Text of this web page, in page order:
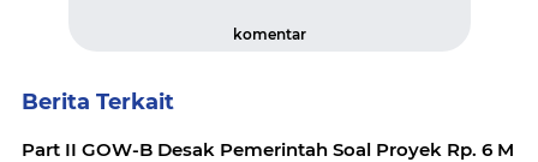
komentar
Berita Terkait
Part II GOW-B Desak Pemerintah Soal Proyek Rp. 6 M